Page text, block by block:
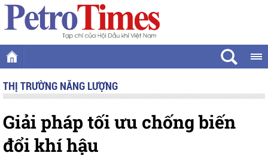
THỊ TRƯỜNG NĂNG LƯỢNG
Giải pháp tối ưu chống biến
đổi khí hậu